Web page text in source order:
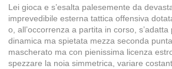
Lei gioca e s’esalta palesemente da
imprevedibile esterna tattica offensiva
o, all’occorrenza a partita in corso,
dinamica ma spietata mezza seconda
mascherato ma con pienissima licenza
spezzare la noia simmetrica, variare